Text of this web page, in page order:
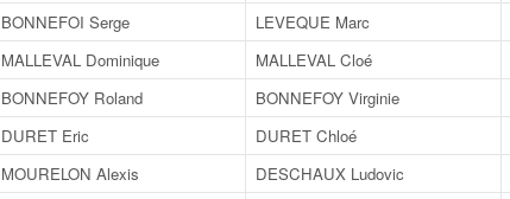
BONNEFOI Serge LEVEQUE Marc
MALLEVAL Dominique MALLEVAL Cloé
BONNEFOY Roland BONNEFOY Virginie
DURET Eric DURET Chloé
MOURELON Alexis DESCHAUX Ludovic